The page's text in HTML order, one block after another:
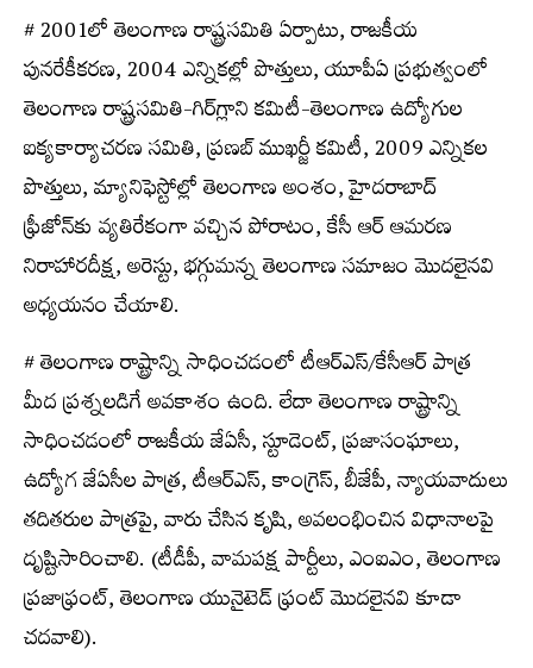
# 2001లో తెలంగాణ రాష్ట్రసమితి ఏర్పాటు, రాజకీయ
పునరేకీకరణ, 2004 ఎన్నికల్లో పొత్తులు, యూపీఏ ప్రభుత్వంలో
తెలంగాణ రాష్ట్రసమితి-గిర్‌గ్లాని కమిటీ-తెలంగాణ ఉద్యోగుల
ఐక్యకార్యాచరణ సమితి, ప్రణబ్‌ ముఖర్జీ కమిటీ, 2009 ఎన్నికల
పొత్తులు, మ్యానిఫెస్టోల్లో తెలంగాణ అంశం, హైదరాబాద్‌
ఫ్రీజోన్‌కు వ్యతిరేకంగా వచ్చిన పోరాటం, కేసీ ఆర్‌ ఆమరణ
నిరాహారదీక్ష, అరెస్టు, భగ్గుమన్న తెలంగాణ సమాజం మొదలైనవి
అధ్యయనం చేయాలి.
# తెలంగాణ రాష్ట్రాన్ని సాధించడంలో టీఆర్‌ఎస్/కేసీఆర్‌ పాత్ర
మీద ప్రశ్నలడిగే అవకాశం ఉంది. లేదా తెలంగాణ రాష్ట్రాన్ని
సాధించడంలో రాజకీయ జేఏసీ, స్టూడెంట్‌, ప్రజాసంఘాలు,
ఉద్యోగ జేఏసీల పాత్ర, టీఆర్‌ఎస్, కాంగ్రెస్, బీజేపీ, న్యాయవాదులు
తదితరుల పాత్రపై, వారు చేసిన కృషి, అవలంభించిన విధానాలపై
దృష్టిసారించాలి. (టీడీపీ, వామపక్ష పార్టీలు, ఎంఐఎం, తెలంగాణ
ప్రజాఫ్రంట్‌, తెలంగాణ యునైటెడ్‌ ఫ్రంట్‌ మొదలైనవి కూడా
చదవాలి).